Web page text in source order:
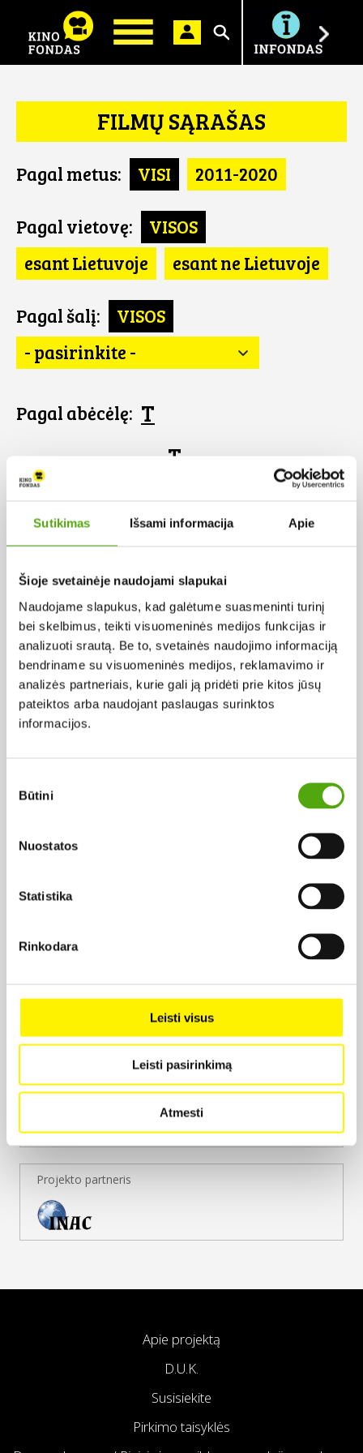
Sutikimas Išsami informacija Apie
Šioje svetainėje naudojami slapukai
Naudojame slapukus, kad galėtume suasmeninti turinį
bei skelbimus, teikti visuomeninės medijos funkcijas ir
analizuoti srautą. Be to, svetainės naudojimo informaciją
bendriname su visuomeninės medijos, reklamavimo ir
analizės partneriais, kurie gali ją pridėti prie kitos jūsų
pateiktos arba naudojant paslaugas surinktos
informacijos.
pasirinkimas
Būtini
Nuostatos
Statistika
Rinkodara
Leisti visus
Leisti pasirinkimą
Atmesti
Ieškoti
FILMŲ SĄRAŠAS
Pagal metus: VISI 2011-2020
Pagal vietovę:
VISOS
esant Lietuvoje
esant ne Lietuvoje
Pagal šalį:
VISOS
- pasirinkite -
Pagal abėcėlę: T
T
Tvano nebus
Projekto partneris
Projekto partneris
Projekto partneris
Apie projektą
D.U.K.
Susisiekite
Pirkimo taisyklės